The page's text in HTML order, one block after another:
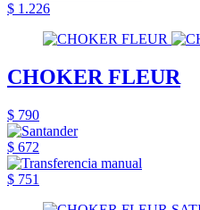
$ 1.226
CHOKER FLEUR
$ 790
$ 672
$ 751